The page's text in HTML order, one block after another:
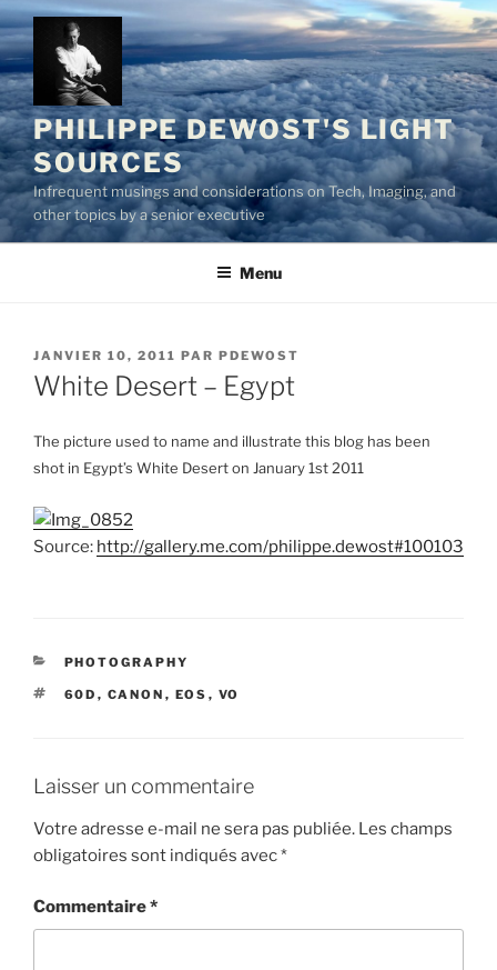
Aller
au
contenu
principal
PHILIPPE DEWOST'S LIGHT
SOURCES
Infrequent musings and considerations on Tech, Imaging, and
other topics by a senior executive
Menu
PUBLIÉ
LE
JANVIER 10, 2011 PAR PDEWOST
White Desert – Egypt
The picture used to name and illustrate this blog has been
shot in Egypt’s White Desert on January 1st 2011
Source: http://gallery.me.com/philippe.dewost#100103
CATÉGORIES
PHOTOGRAPHY
ÉTIQUETTES
60D , CANON , EOS , VO
Laisser un commentaire
Votre adresse e-mail ne sera pas publiée. Les champs
obligatoires sont indiqués avec*
Commentaire*